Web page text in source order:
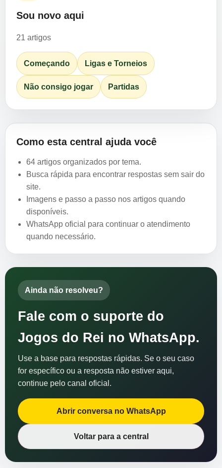
Sou novo aqui
21 artigos
Começando Ligas e Torneios
Não consigo jogar Partidas
Como esta central ajuda você
64 artigos organizados por tema.
Busca rápida para encontrar respostas sem sair do
site.
Imagens e passo a passo nos artigos quando
disponíveis.
WhatsApp oficial para continuar o atendimento
quando necessário.
Ainda não resolveu?
Fale com o suporte do
Jogos do Rei no WhatsApp.
Use a base para respostas rápidas. Se o seu caso
for específico ou a resposta não estiver aqui,
continue pelo canal oficial.
Abrir conversa no WhatsApp
Voltar para a central